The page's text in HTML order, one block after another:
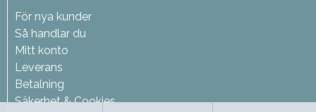
För nya kunder
Så handlar du
Mitt konto
Leverans
Betalning
Säkerhet & Cookies